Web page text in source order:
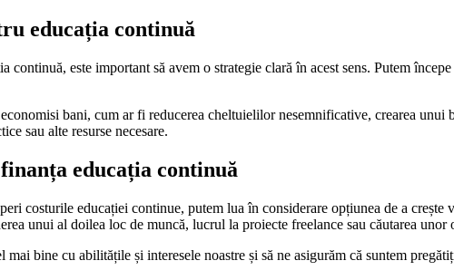
educația continuă
continuă, este important să avem o strategie clară în acest sens. Putem
bani, cum ar fi reducerea cheltuielilor nesemnificative, crearea
sau alte resurse necesare.
educația continuă
costurile educației continue, putem lua în considerare opțiunea de a
unui al doilea loc de muncă, lucrul la proiecte freelance sau căutarea
bine cu abilitățile și interesele noastre și să ne asigurăm că suntem